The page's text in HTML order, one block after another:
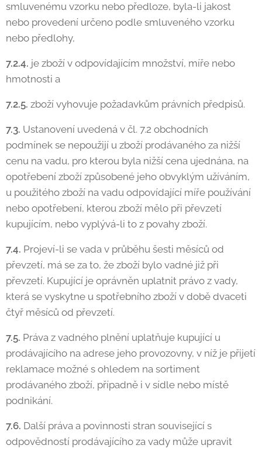
smluvenému vzorku nebo předloze, byla-li jakost
nebo provedení určeno podle smluveného vzorku
nebo předlohy,
7.2.4. je zboží v odpovídajícím množství, míře nebo
hmotnosti a
7.2.5. zboží vyhovuje požadavkům právních předpisů.
7.3. Ustanovení uvedená v čl. 7.2 obchodních
podmínek se nepoužijí u zboží prodávaného za nižší
cenu na vadu, pro kterou byla nižší cena ujednána, na
opotřebení zboží způsobené jeho obvyklým užíváním,
u použitého zboží na vadu odpovídající míře používání
nebo opotřebení, kterou zboží mělo při převzetí
kupujícím, nebo vyplývá-li to z povahy zboží.
7.4. Projeví-li se vada v průběhu šesti měsíců od
převzetí, má se za to, že zboží bylo vadné již při
převzetí. Kupující je oprávněn uplatnit právo z vady,
která se vyskytne u spotřebního zboží v době dvaceti
čtyř měsíců od převzetí.
7.5. Práva z vadného plnění uplatňuje kupující u
prodávajícího na adrese jeho provozovny, v níž je přijetí
reklamace možné s ohledem na sortiment
prodávaného zboží, případně i v sídle nebo místě
podnikání.
7.6. Další práva a povinnosti stran související s
odpovědností prodávajícího za vady může upravit